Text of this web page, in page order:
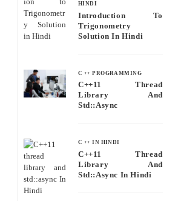
HINDI
Introduction To
Trigonometry
Solution In Hindi
C ++ PROGRAMMING
C++11 Thread
Library And
Std::async
C ++ IN HINDI
C++11 Thread
Library And
Std::async In Hindi